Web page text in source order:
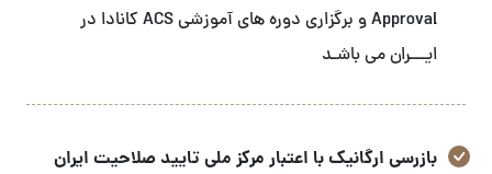
Approval و برگزاری دوره های آموزشی ACS کانادا در
ایـــران می باشـد
بازرسی ارگانیک با اعتبار مرکز ملی تایید صلاحیت ایران